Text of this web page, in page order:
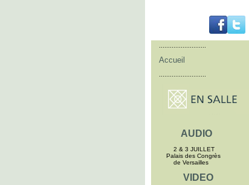
Accueil
AUDIO
2 & 3 JUILLET
Palais des Congrès
de Versailles
VIDEO